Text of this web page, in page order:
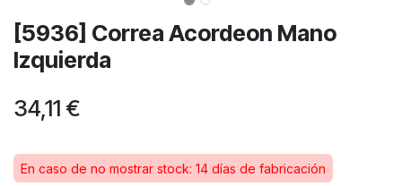
[5936] Correa Acordeon Mano
Izquierda
34,11 €
En caso de no mostrar stock: 14 días de fabricación